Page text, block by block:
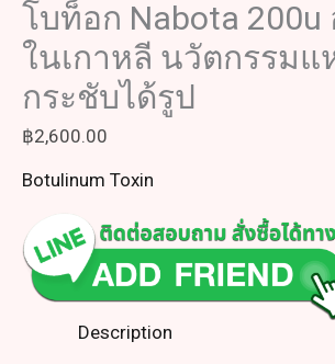
โบท็อก Nabota 200u
ในเกาหลี นวัตกรรมแ
กระชับได้รูป
฿2,600.00
Botulinum Toxin
Description